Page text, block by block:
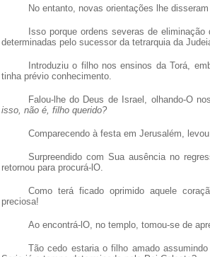
No entanto, novas orientações lhe
Isso porque ordens severas de
determinadas pelo sucessor da tetrarquia da
Introduziu o filho nos ensinos da Torá,
tinha prévio conhecimento.
Falou-lhe do Deus de Israel, olhando-O
isso, não é, filho querido?
Comparecendo à festa em Jerusalém,
Surpreendido com Sua ausência no
retornou para procurá-lO.
Como terá ficado oprimido aquele
preciosa!
Ao encontrá-lO, no templo, tomou-se de
Tão cedo estaria o filho amado